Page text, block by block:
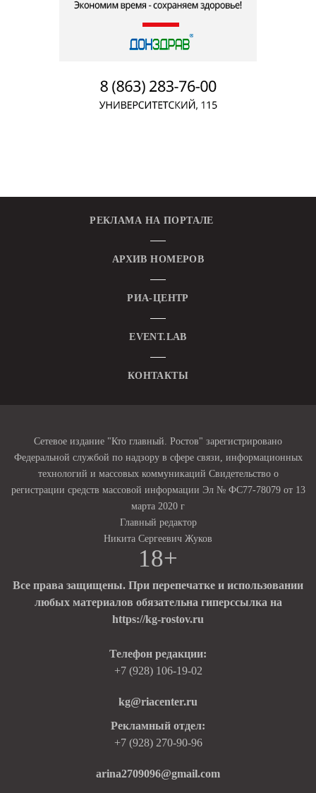
РЕКЛАМА НА ПОРТАЛЕ
АРХИВ НОМЕРОВ
РИА-ЦЕНТР
EVENT.LAB
КОНТАКТЫ
Сетевое издание "Кто главный. Ростов" зарегистрировано
Федеральной службой по надзору в сфере связи, информационных
технологий и массовых коммуникаций Свидетельство о
регистрации средств массовой информации Эл № ФС77-78079 от 13
марта 2020 г
Главный редактор
Никита Сергеевич Жуков
18+
Все права защищены. При перепечатке и использовании
любых материалов обязательна гиперссылка на
https://kg-rostov.ru
Телефон редакции:
+7 (928) 106-19-02
kg@riacenter.ru
Рекламный отдел:
+7 (928) 270-90-96
arina2709096@gmail.com